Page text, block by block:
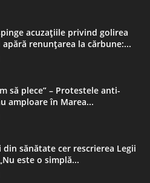
acuzațiile privind golirea
renunțarea la cărbune:...
să plece” – Protestele anti-
amploare în Marea...
sănătate cer rescrierea Legii
este o simplă...